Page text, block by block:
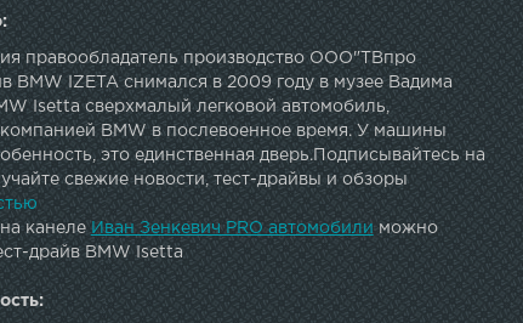
правообладатель производство ООО"ТВпро
BMW IZETA снимался в 2009 году в музее Вадима
Isetta сверхмалый легковой автомобиль,
BMW в послевоенное время. У машины
это единственная дверь.Подписывайтесь на
свежие новости, тест-драйвы и обзоры
рук!
канеле Иван Зенкевич PRO автомобилиможно
драйв BMW Isetta